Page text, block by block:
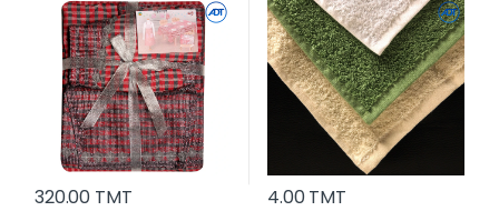
320.00 TMT 4.00 TMT